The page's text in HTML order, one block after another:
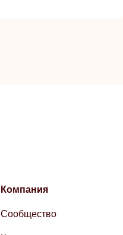
Компания
Сообщество